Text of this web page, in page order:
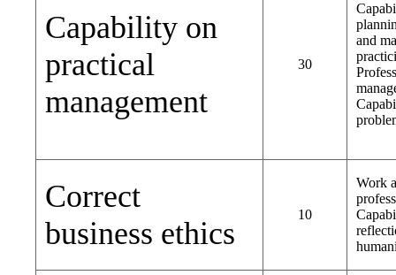
Capability on
practical
management
30
and
Correct
business ethics
10
Work